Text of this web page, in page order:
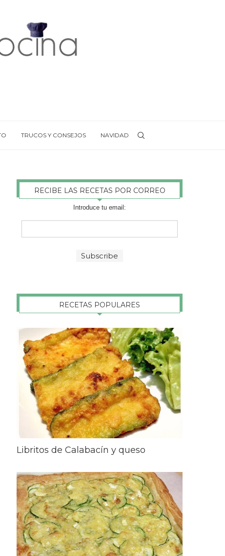
TRUCOS Y CONSEJOS NAVIDAD
RECIBE LAS RECETAS POR CORREO
Introduce tu email:
RECETAS POPULARES
Libritos de Calabacín y queso